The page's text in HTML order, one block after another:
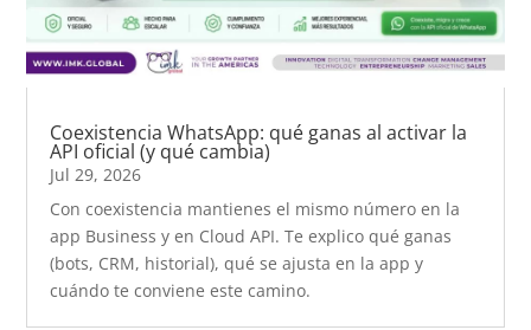
Coexistencia WhatsApp: qué ganas al activar la
API oficial (y qué cambia)
Jul 29, 2026
Con coexistencia mantienes el mismo número en la
app Business y en Cloud API. Te explico qué ganas
(bots, CRM, historial), qué se ajusta en la app y
cuándo te conviene este camino.